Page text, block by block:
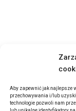
Aby zapewnić jak najlepsze
przechowywania i/lub
technologie pozwoli nam
Inne Lokalizacje
Auta z USA
Auta z USA